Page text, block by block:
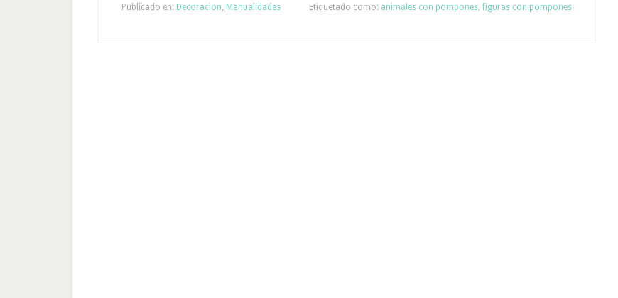
Publicado en: Decoracion, Manualidades Etiquetado como: animales con pompones, figuras con pompones